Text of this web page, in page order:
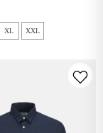
XL XXL